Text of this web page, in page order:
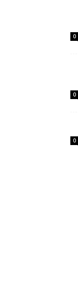
0
0
0